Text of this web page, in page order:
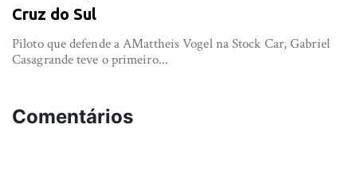
Cruz do Sul
Piloto que defende a AMattheis Vogel na Stock Car, Gabriel
Casagrande teve o primeiro...
Comentários